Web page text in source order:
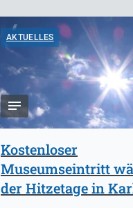
AKTUELLES
Kostenloser
Museumseintritt
der Hitzetage in